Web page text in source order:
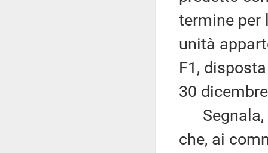
termine per
unità
F1,
30
Segnala,
che, ai